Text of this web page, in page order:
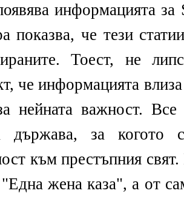
информацията
показва, че тези
Тоест, не
че информацията
нейната важност.
държава, за когото
към престъпния
"Една жена каза", а от